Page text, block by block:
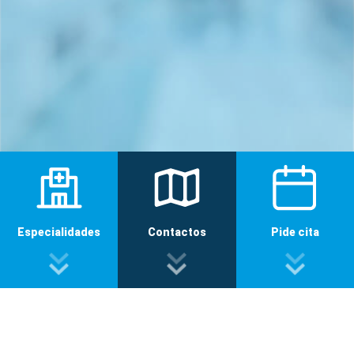
Especialidades Contactos Pide cita